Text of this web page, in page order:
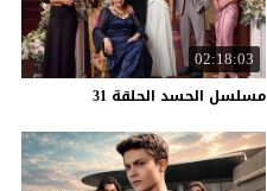
02:18:03
مسلسل الحسد الحلقة 31